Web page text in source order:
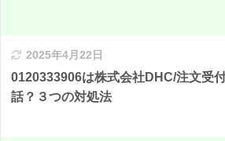
2025年4月22日
0120333906は株式会社DHC/注文受
話？３つの対処法